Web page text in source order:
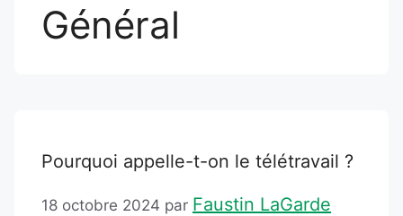
Général
Pourquoi appelle-t-on le télétravail ?
18 octobre 2024 par Faustin LaGarde